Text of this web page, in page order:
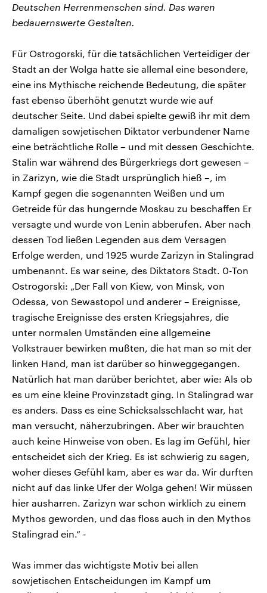
Deutschen Herrenmenschen sind. Das waren
bedauernswerte Gestalten.
Für Ostrogorski, für die tatsächlichen Verteidiger der
Stadt an der Wolga hatte sie allemal eine besondere,
eine ins Mythische reichende Bedeutung, die später
fast ebenso überhöht genutzt wurde wie auf
deutscher Seite. Und dabei spielte gewiß ihr mit dem
damaligen sowjetischen Diktator verbundener Name
eine beträchtliche Rolle – und mit dessen Geschichte.
Stalin war während des Bürgerkriegs dort gewesen –
in Zarizyn, wie die Stadt ursprünglich hieß –, im
Kampf gegen die sogenannten Weißen und um
Getreide für das hungernde Moskau zu beschaffen Er
versagte und wurde von Lenin abberufen. Aber nach
dessen Tod ließen Legenden aus dem Versagen
Erfolge werden, und 1925 wurde Zarizyn in Stalingrad
umbenannt. Es war seine, des Diktators Stadt. 0-Ton
Ostrogorski: „Der Fall von Kiew, von Minsk, von
Odessa, von Sewastopol und anderer – Ereignisse,
tragische Ereignisse des ersten Kriegsjahres, die
unter normalen Umständen eine allgemeine
Volkstrauer bewirken mußten, die hat man so mit der
linken Hand, man ist darüber so hinweggegangen.
Natürlich hat man darüber berichtet, aber wie: Als ob
es um eine kleine Provinzstadt ging. In Stalingrad war
es anders. Dass es eine Schicksalsschlacht war, hat
man versucht, näherzubringen. Aber wir brauchten
auch keine Hinweise von oben. Es lag im Gefühl, hier
entscheidet sich der Krieg. Es ist schwierig zu sagen,
woher dieses Gefühl kam, aber es war da. Wir durften
nicht auf das linke Ufer der Wolga gehen! Wir müssen
hier ausharren. Zarizyn war schon wirklich zu einem
Mythos geworden, und das floss auch in den Mythos
Stalingrad ein.“ -
Was immer das wichtigste Motiv bei allen
sowjetischen Entscheidungen im Kampf um